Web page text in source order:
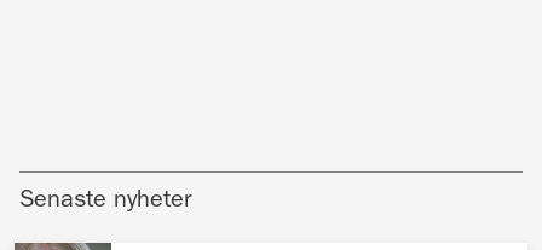
Senaste nyheter